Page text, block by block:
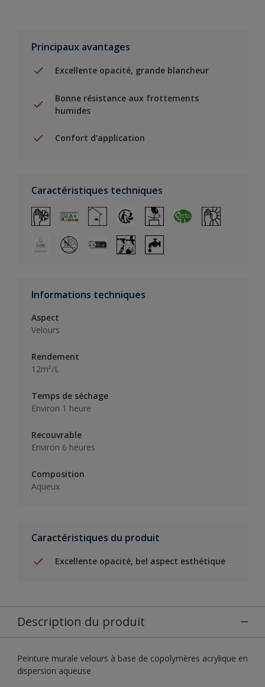
Principaux avantages
Excellente opacité, grande blancheur
Bonne résistance aux frottements
humides
Confort d'application
Caractéristiques techniques
Informations techniques
Aspect
Velours
Rendement
12m²/L
Temps de séchage
Environ 1 heure
Recouvrable
Environ 6 heures
Composition
Aqueux
Caractéristiques du produit
Excellente opacité, bel aspect esthétique
Description du produit
Peinture murale velours à base de copolymères acrylique en
dispersion aqueuse